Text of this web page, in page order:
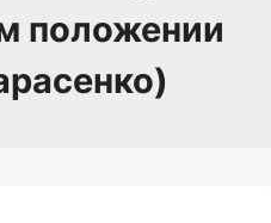
положении